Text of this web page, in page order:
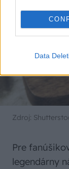
Data
Zdroj:
Pre
legendárny